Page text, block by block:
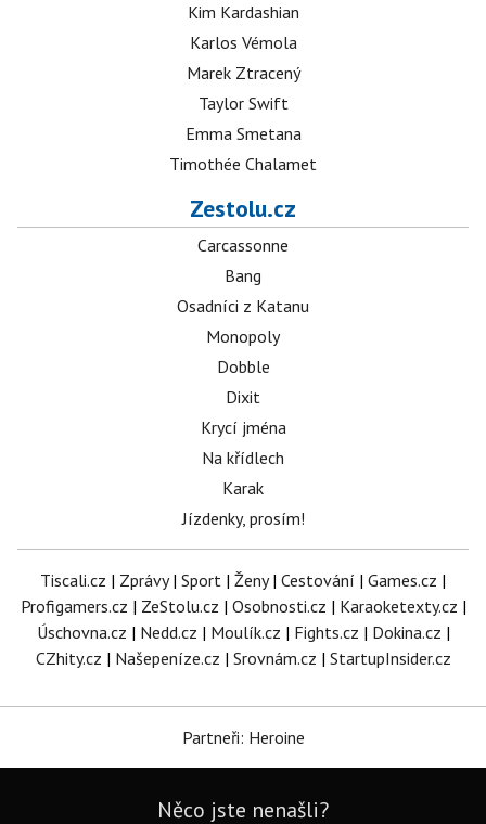
Kim Kardashian
Karlos Vémola
Marek Ztracený
Taylor Swift
Emma Smetana
Timothée Chalamet
Zestolu.cz
Carcassonne
Bang
Osadníci z Katanu
Monopoly
Dobble
Dixit
Krycí jména
Na křídlech
Karak
Jízdenky, prosím!
Tiscali.cz | Zprávy| Sport | Ženy| Cestování | Games.cz |
Profigamers.cz | ZeStolu.cz | Osobnosti.cz | Karaoketexty.cz |
Úschovna.cz | Nedd.cz | Moulík.cz | Fights.cz | Dokina.cz |
CZhity.cz | Našepeníze.cz | Srovnám.cz | StartupInsider.cz
Partneři: Heroine
Něco jste nenašli?